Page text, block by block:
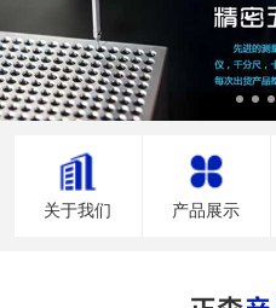
关于我们 产品展示